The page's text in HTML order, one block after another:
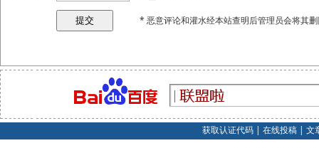
* 恶意评论和灌水经本站查明后管理员会将其
获取认证代码| 在线投稿| 文